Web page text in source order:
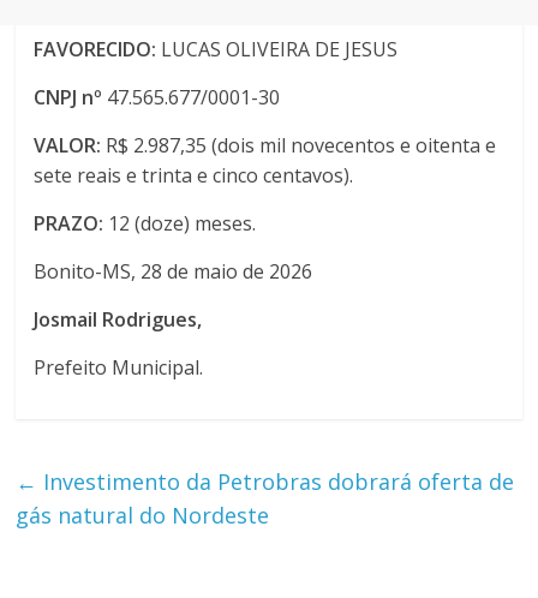
FAVORECIDO: LUCAS OLIVEIRA DE JESUS
CNPJ nº 47.565.677/0001-30
VALOR: R$ 2.987,35 (dois mil novecentos e oitenta e
sete reais e trinta e cinco centavos).
PRAZO: 12 (doze) meses.
Bonito-MS, 28 de maio de 2026
Josmail Rodrigues,
Prefeito Municipal.
← Investimento da Petrobras dobrará oferta de
gás natural do Nordeste